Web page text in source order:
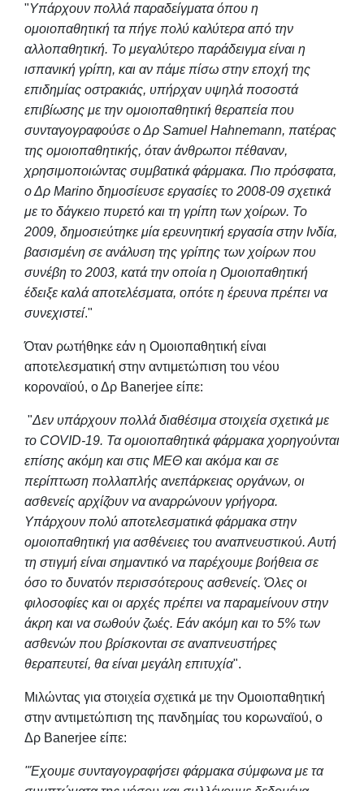
"Υπάρχουν πολλά παραδείγματα όπου η
ομοιοπαθητική τα πήγε πολύ καλύτερα από την
αλλοπαθητική. Το μεγαλύτερο παράδειγμα είναι η
ισπανική γρίπη, και αν πάμε πίσω στην εποχή της
επιδημίας οστρακιάς, υπήρχαν υψηλά ποσοστά
επιβίωσης με την ομοιοπαθητική θεραπεία που
συνταγογραφούσε ο Δρ Samuel Hahnemann, πατέρας
της ομοιοπαθητικής, όταν άνθρωποι πέθαναν,
χρησιμοποιώντας συμβατικά φάρμακα. Πιο πρόσφατα,
ο Δρ Marino δημοσίευσε εργασίες το 2008-09 σχετικά
με το δάγκειο πυρετό και τη γρίπη των χοίρων. Το
2009, δημοσιεύτηκε μία ερευνητική εργασία στην Ινδία,
βασισμένη σε ανάλυση της γρίπης των χοίρων που
συνέβη το 2003, κατά την οποία η Ομοιοπαθητική
έδειξε καλά αποτελέσματα, οπότε η έρευνα πρέπει να
συνεχιστεί."
Όταν ρωτήθηκε εάν η Ομοιοπαθητική είναι
αποτελεσματική στην αντιμετώπιση του νέου
κοροναϊού, ο Δρ Banerjee είπε:
"Δεν υπάρχουν πολλά διαθέσιμα στοιχεία σχετικά με
το COVID-19. Τα ομοιοπαθητικά φάρμακα χορηγούνται
επίσης ακόμη και στις ΜΕΘ και ακόμα και σε
περίπτωση πολλαπλής ανεπάρκειας οργάνων, οι
ασθενείς αρχίζουν να αναρρώνουν γρήγορα.
Υπάρχουν πολύ αποτελεσματικά φάρμακα στην
ομοιοπαθητική για ασθένειες του αναπνευστικού. Αυτή
τη στιγμή είναι σημαντικό να παρέχουμε βοήθεια σε
όσο το δυνατόν περισσότερους ασθενείς. Όλες οι
φιλοσοφίες και οι αρχές πρέπει να παραμείνουν στην
άκρη και να σωθούν ζωές. Εάν ακόμη και το 5% των
ασθενών που βρίσκονται σε αναπνευστήρες
θεραπευτεί, θα είναι μεγάλη επιτυχία".
Μιλώντας για στοιχεία σχετικά με την Ομοιοπαθητική
στην αντιμετώπιση της πανδημίας του κορωναϊού, ο
Δρ Banerjee είπε:
"Έχουμε συνταγογραφήσει φάρμακα σύμφωνα με τα